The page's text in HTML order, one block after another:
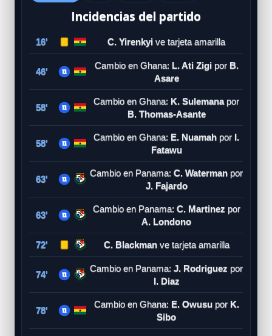
Incidencias del partido
16' C. Yirenkyi ve tarjeta amarilla
46'
Cambio en Ghana: L. Ati Zigipor B.
Asare
58'
Cambio en Ghana: K. Sulemanapor
B. Thomas-Asante
58'
Cambio en Ghana: E. Nuamah por I.
Fatawu
63'
Cambio en Panama: C. Waterman por
J. Fajardo
63'
Cambio en Panama: C. Martinez por
A. Londono
72' C. Blackmanve tarjeta amarilla
74'
Cambio en Panama: J. Rodriguez por
I. Diaz
78'
Cambio en Ghana: E. Owusupor K.
Sibo